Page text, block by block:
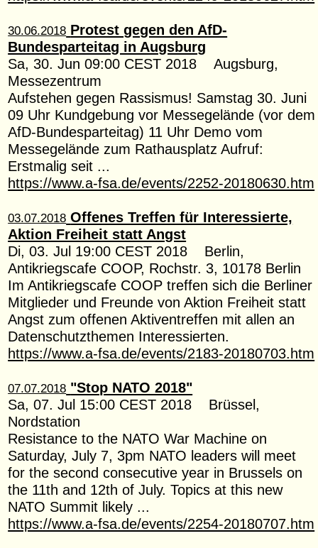
30.06.2018 Protest gegen den AfD-
Bundesparteitag in Augsburg
Sa, 30. Jun 09:00 CEST 2018 Augsburg,
Messezentrum
Aufstehen gegen Rassismus! Samstag 30. Juni
09 Uhr Kundgebung vor Messegelände (vor dem
AfD-Bundesparteitag) 11 Uhr Demo vom
Messegelände zum Rathausplatz Aufruf:
Erstmalig seit ...
https://www.a-fsa.de/events/2252-20180630.htm
03.07.2018 Offenes Treffen für Interessierte,
Aktion Freiheit statt Angst
Di, 03. Jul 19:00 CEST 2018 Berlin,
Antikriegscafe COOP, Rochstr. 3, 10178 Berlin
Im Antikriegscafe COOP treffen sich die Berliner
Mitglieder und Freunde von Aktion Freiheit statt
Angst zum offenen Aktiventreffen mit allen an
Datenschutzthemen Interessierten.
https://www.a-fsa.de/events/2183-20180703.htm
07.07.2018 "Stop NATO 2018"
Sa, 07. Jul 15:00 CEST 2018 Brüssel,
Nordstation
Resistance to the NATO War Machine on
Saturday, July 7, 3pm NATO leaders will meet
for the second consecutive year in Brussels on
the 11th and 12th of July. Topics at this new
NATO Summit likely ...
https://www.a-fsa.de/events/2254-20180707.htm